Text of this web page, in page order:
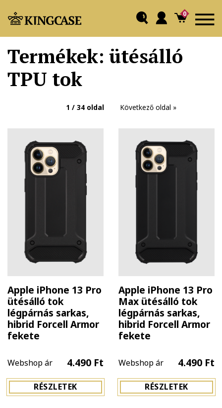
0
Termékek: ütésálló
TPU tok
1 / 34 oldal Következő oldal »
Apple iPhone 13 Pro
ütésálló tok
légpárnás sarkas,
hibrid Forcell Armor
fekete
Webshop ár 4.490 Ft
RÉSZLETEK
Apple iPhone 13 Pro
Max ütésálló tok
légpárnás sarkas,
hibrid Forcell Armor
fekete
Webshop ár 4.490 Ft
RÉSZLETEK